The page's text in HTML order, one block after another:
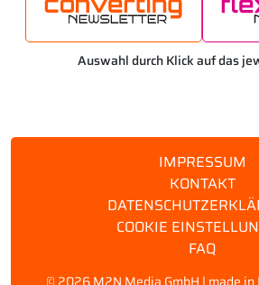
Auswahl durch Klick auf das
IMPRESSUM
KONTAKT
COOKIE
FAQ